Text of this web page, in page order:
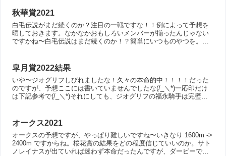
秋華賞2021
白毛伝説がまだ続くのか？注目の一戦ですな！！例によって予想を
晒しておきます。なかなかおもしろいメンバーが揃ったんじゃない
ですかね〜白毛伝説はまだ続くのか！？簡単にいつものやつを。ソ
皐月賞2022結果
いや〜ジオグリフしびれましたな！久々の本命的中！！！！だった
のですが、予想ここには書いていませんでしたな(/_＼*)一応印だけ
は下記参考で(/_＼*)それにしても、ジオグリフの福永騎手は完璧で
オークス2021
オークスの予想ですが、やっぱり難しいですね〜いきなり 1600m ->
2400m ですからね。桜花賞の結果をどの程度信じていいのか。サト
ノレイナスが出ていれば迷わず本命だったんですが、ダービーで応